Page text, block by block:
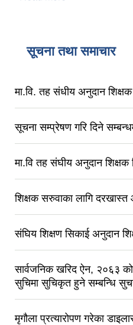
सूचना तथा समाचार
मा.वि. तह संधीय अनुदान शिक्षक
सूचना सम्प्रेषण गरि दिने
मा.वि तह संघीय अनुदान शिक्षक
शिक्षक सरुवाका लागि दरखास्त
संघिय शिक्षण सिकाई अनुदान
सार्वजनिक खरिद ऐन, २०६३
सुचिमा सुचिकृत हुने सम्बन्धि
मृगौला प्रत्यारोपण गरेका